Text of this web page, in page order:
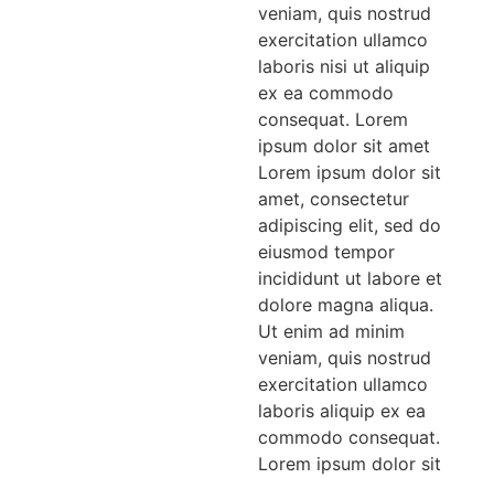
veniam, quis nostrud
exercitation ullamco
laboris nisi ut aliquip
ex ea commodo
consequat. Lorem
ipsum dolor sit amet
Lorem ipsum dolor sit
amet, consectetur
adipiscing elit, sed do
eiusmod tempor
incididunt ut labore et
dolore magna aliqua.
Ut enim ad minim
veniam, quis nostrud
exercitation ullamco
laboris aliquip ex ea
commodo consequat.
Lorem ipsum dolor sit